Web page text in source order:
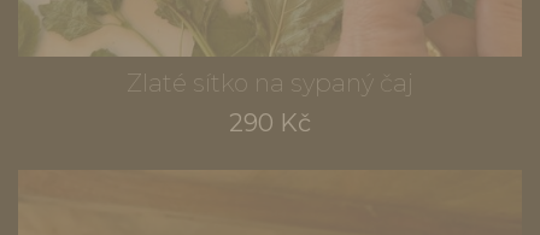
Zlaté sítko na sypaný čaj
290 Kč